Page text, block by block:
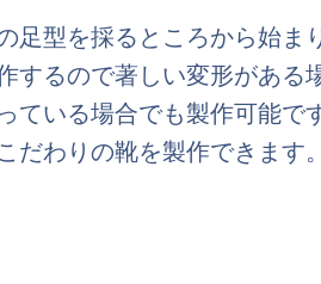
足型を採るところから始ま
するので著しい変形がある
ている場合でも製作可能で
だわりの靴を製作できます。